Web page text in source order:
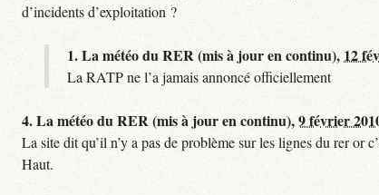
d’incidents d’exploitation ?
1.La météo du RER (mis à jour en continu), 12
La RATP ne l’a jamais annoncé officiellement
4.La météo du RER (mis à jour en continu),9 février
La site dit qu’il n’y a pas de problème sur les lignes du rer
Haut.